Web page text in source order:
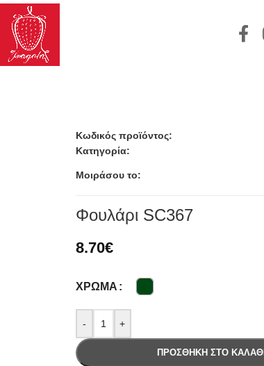
Κωδικός προϊόντος:
Κατηγορία:
Μοιράσου το:
Φουλάρι SC367
8.70€
ΧΡΏΜΑ
- +
ΠΡΟΣΘΉΚΗ ΣΤΟ ΚΑΛΆΘΙ